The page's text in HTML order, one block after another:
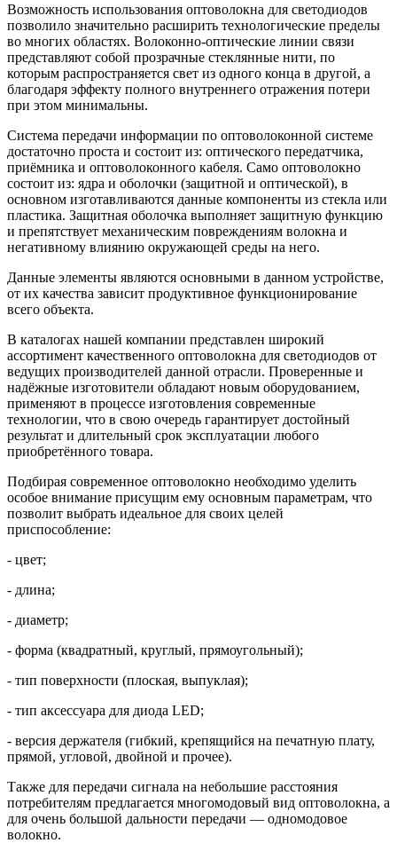
Возможность использования оптоволокна для светодиодов
позволило значительно расширить технологические пределы
во многих областях. Волоконно-оптические линии связи
представляют собой прозрачные стеклянные нити, по
которым распространяется свет из одного конца в другой, а
благодаря эффекту полного внутреннего отражения потери
при этом минимальны.
Система передачи информации по оптоволоконной системе
достаточно проста и состоит из: оптического передатчика,
приёмника и оптоволоконного кабеля. Само оптоволокно
состоит из: ядра и оболочки (защитной и оптической), в
основном изготавливаются данные компоненты из стекла или
пластика. Защитная оболочка выполняет защитную функцию
и препятствует механическим повреждениям волокна и
негативному влиянию окружающей среды на него.
Данные элементы являются основными в данном устройстве,
от их качества зависит продуктивное функционирование
всего объекта.
В каталогах нашей компании представлен широкий
ассортимент качественного оптоволокна для светодиодов от
ведущих производителей данной отрасли. Проверенные и
надёжные изготовители обладают новым оборудованием,
применяют в процессе изготовления современные
технологии, что в свою очередь гарантирует достойный
результат и длительный срок эксплуатации любого
приобретённого товара.
Подбирая современное оптоволокно необходимо уделить
особое внимание присущим ему основным параметрам, что
позволит выбрать идеальное для своих целей
приспособление:
- цвет;
- длина;
- диаметр;
- форма (квадратный, круглый, прямоугольный);
- тип поверхности (плоская, выпуклая);
- тип аксессуара для диода LED;
- версия держателя (гибкий, крепящийся на печатную плату,
прямой, угловой, двойной и прочее).
Также для передачи сигнала на небольшие расстояния
потребителям предлагается многомодовый вид оптоволокна, а
для очень большой дальности передачи — одномодовое
волокно.